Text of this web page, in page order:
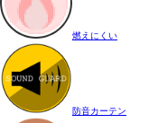
燃えにくい
防音カーテン